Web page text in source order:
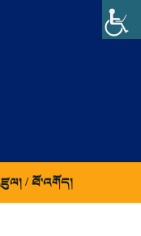
/ ཐོ་འགོད།